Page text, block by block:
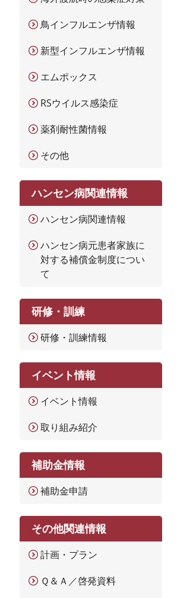
鳥インフルエンザ情報
新型インフルエンザ情報
エムポックス
RSウイルス感染症
薬剤耐性菌情報
その他
ハンセン病関連情報
ハンセン病関連情報
ハンセン病元患者家族に
対する補償金制度につい
て
研修・訓練
研修・訓練情報
イベント情報
イベント情報
取り組み紹介
補助金情報
補助金申請
その他関連情報
計画・プラン
Ｑ＆Ａ／啓発資料